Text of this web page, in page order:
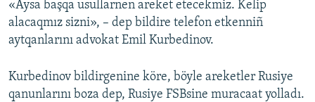
«Aysa başqa usullarnen areket etecekmiz. Kelip
alacaqmız sizni», – dep bildire telefon etkenniñ
aytqanlarını advokat Emil Kurbedinov.
Kurbedinov bildirgenine köre, böyle areketler Rusiye
qanunlarını boza dep, Rusiye FSBsine muracaat yolladı.